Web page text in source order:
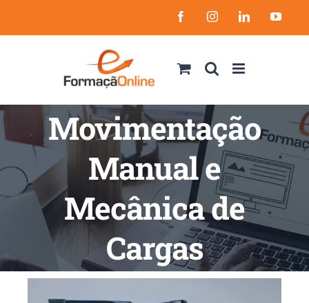
to
FacebookInstagramLinkedIn
Movimentação
Manual e
Mecânica de
Cargas